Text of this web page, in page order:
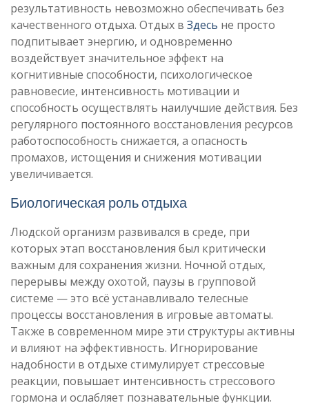
результативность невозможно обеспечивать без
качественного отдыха. Отдых в Здесь не просто
подпитывает энергию, и одновременно
воздействует значительное эффект на
когнитивные способности, психологическое
равновесие, интенсивность мотивации и
способность осуществлять наилучшие действия. Без
регулярного постоянного восстановления ресурсов
работоспособность снижается, а опасность
промахов, истощения и снижения мотивации
увеличивается.
Биологическая роль отдыха
Людской организм развивался в среде, при
которых этап восстановления был критически
важным для сохранения жизни. Ночной отдых,
перерывы между охотой, паузы в групповой
системе — это всё устанавливало телесные
процессы восстановления в игровые автоматы.
Также в современном мире эти структуры активны
и влияют на эффективность. Игнорирование
надобности в отдыхе стимулирует стрессовые
реакции, повышает интенсивность стрессового
гормона и ослабляет познавательные функции.